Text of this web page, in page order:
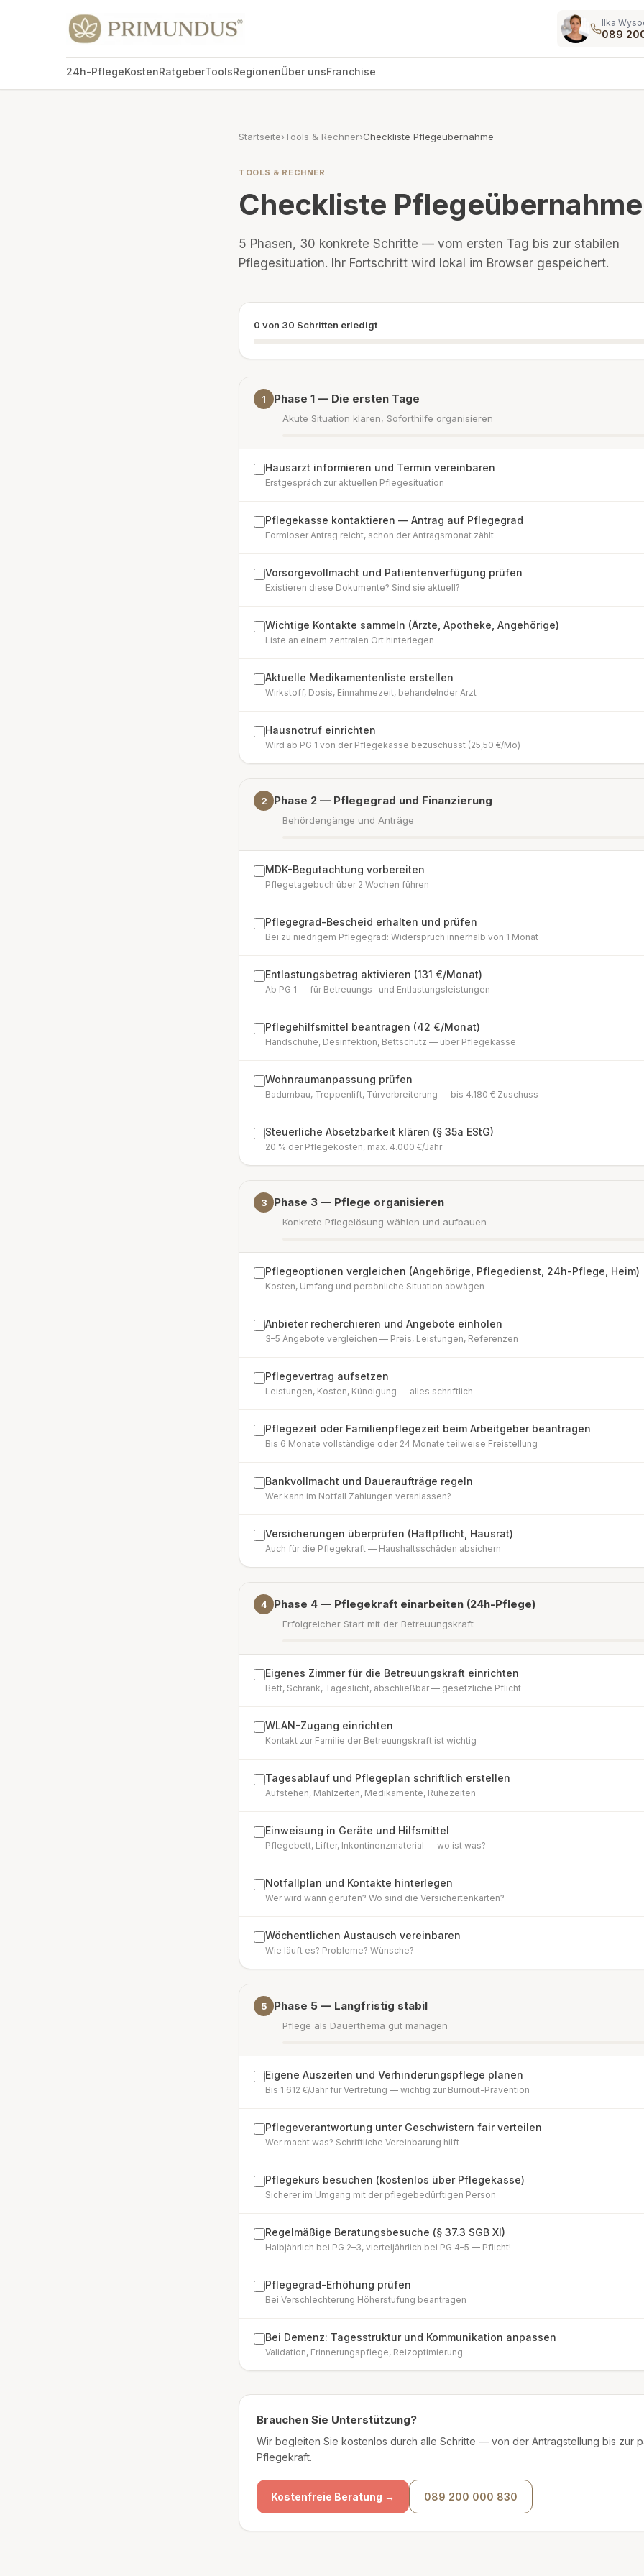
Ilka
089
24h-PflegeKostenRatgeberToolsRegionenÜber unsFranchise
Startseite›Tools & Rechner›Checkliste Pflegeübernahme
TOOLS & RECHNER
Checkliste Pflegeübernahme
5 Phasen, 30 konkrete Schritte — vom ersten Tag bis zur stabilen
Pflegesituation. Ihr Fortschritt wird lokal im Browser gespeichert.
0 von 30 Schritten erledigt
1 Phase 1 — Die ersten Tage
Akute Situation klären, Soforthilfe organisieren
Hausarzt informieren und Termin vereinbaren
Erstgespräch zur aktuellen Pflegesituation
Pflegekasse kontaktieren — Antrag auf Pflegegrad
Formloser Antrag reicht, schon der Antragsmonat zählt
Vorsorgevollmacht und Patientenverfügung prüfen
Existieren diese Dokumente? Sind sie aktuell?
Wichtige Kontakte sammeln (Ärzte, Apotheke, Angehörige)
Liste an einem zentralen Ort hinterlegen
Aktuelle Medikamentenliste erstellen
Wirkstoff, Dosis, Einnahmezeit, behandelnder Arzt
Hausnotruf einrichten
Wird ab PG 1 von der Pflegekasse bezuschusst (25,50 €/Mo)
2 Phase 2 — Pflegegrad und Finanzierung
Behördengänge und Anträge
MDK-Begutachtung vorbereiten
Pflegetagebuch über 2 Wochen führen
Pflegegrad-Bescheid erhalten und prüfen
Bei zu niedrigem Pflegegrad: Widerspruch innerhalb von 1 Monat
Entlastungsbetrag aktivieren (131 €/Monat)
Ab PG 1 — für Betreuungs- und Entlastungsleistungen
Pflegehilfsmittel beantragen (42 €/Monat)
Handschuhe, Desinfektion, Bettschutz — über Pflegekasse
Wohnraumanpassung prüfen
Badumbau, Treppenlift, Türverbreiterung — bis 4.180 € Zuschuss
Steuerliche Absetzbarkeit klären (§ 35a EStG)
20 % der Pflegekosten, max. 4.000 €/Jahr
3 Phase 3 — Pflege organisieren
Konkrete Pflegelösung wählen und aufbauen
Pflegeoptionen vergleichen (Angehörige, Pflegedienst, 24h-Pflege, Heim)
Kosten, Umfang und persönliche Situation abwägen
Anbieter recherchieren und Angebote einholen
3–5 Angebote vergleichen — Preis, Leistungen, Referenzen
Pflegevertrag aufsetzen
Leistungen, Kosten, Kündigung — alles schriftlich
Pflegezeit oder Familienpflegezeit beim Arbeitgeber beantragen
Bis 6 Monate vollständige oder 24 Monate teilweise Freistellung
Bankvollmacht und Daueraufträge regeln
Wer kann im Notfall Zahlungen veranlassen?
Versicherungen überprüfen (Haftpflicht, Hausrat)
Auch für die Pflegekraft — Haushaltsschäden absichern
4 Phase 4 — Pflegekraft einarbeiten (24h-Pflege)
Erfolgreicher Start mit der Betreuungskraft
Eigenes Zimmer für die Betreuungskraft einrichten
Bett, Schrank, Tageslicht, abschließbar — gesetzliche Pflicht
WLAN-Zugang einrichten
Kontakt zur Familie der Betreuungskraft ist wichtig
Tagesablauf und Pflegeplan schriftlich erstellen
Aufstehen, Mahlzeiten, Medikamente, Ruhezeiten
Einweisung in Geräte und Hilfsmittel
Pflegebett, Lifter, Inkontinenzmaterial — wo ist was?
Notfallplan und Kontakte hinterlegen
Wer wird wann gerufen? Wo sind die Versichertenkarten?
Wöchentlichen Austausch vereinbaren
Wie läuft es? Probleme? Wünsche?
5 Phase 5 — Langfristig stabil
Pflege als Dauerthema gut managen
Eigene Auszeiten und Verhinderungspflege planen
Bis 1.612 €/Jahr für Vertretung — wichtig zur Burnout-Prävention
Pflegeverantwortung unter Geschwistern fair verteilen
Wer macht was? Schriftliche Vereinbarung hilft
Pflegekurs besuchen (kostenlos über Pflegekasse)
Sicherer im Umgang mit der pflegebedürftigen Person
Regelmäßige Beratungsbesuche (§ 37.3 SGB XI)
Halbjährlich bei PG 2–3, vierteljährlich bei PG 4–5 — Pflicht!
Pflegegrad-Erhöhung prüfen
Bei Verschlechterung Höherstufung beantragen
Bei Demenz: Tagesstruktur und Kommunikation anpassen
Validation, Erinnerungspflege, Reizoptimierung
Brauchen Sie Unterstützung?
Wir begleiten Sie kostenlos durch alle Schritte — von der Antragstellung bis zur
Pflegekraft.
Kostenfreie Beratung → 089 200 000 830